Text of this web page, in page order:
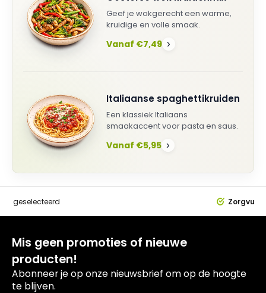
Geef je wokgerecht een warme,
kruidige en volle smaak.
Vanaf €7,49 ›
Italiaanse spaghettikruiden
Een klassiek Italiaans
smaakaccent voor pasta en saus.
Vanaf €5,95 ›
geselecteerd
Mis geen promoties of nieuwe
producten!
Abonneer je op onze nieuwsbrief om op de hoogte
te blijven.